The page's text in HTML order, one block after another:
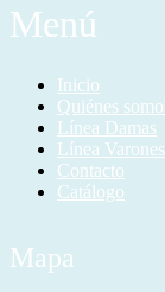
Menú
Inicio
Quiénes
Línea Damas
Línea Varones
Contacto
Catálogo
Mapa